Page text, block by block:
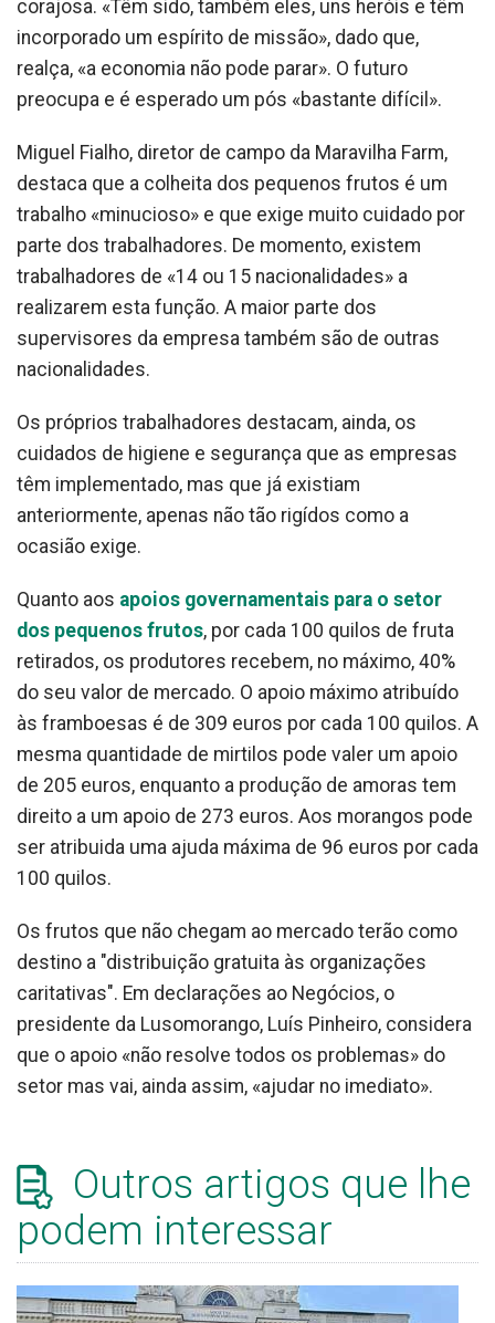
corajosa. «Têm sido, também eles, uns heróis e têm
incorporado um espírito de missão», dado que,
realça, «a economia não pode parar». O futuro
preocupa e é esperado um pós «bastante difícil».
Miguel Fialho, diretor de campo da Maravilha Farm,
destaca que a colheita dos pequenos frutos é um
trabalho «minucioso» e que exige muito cuidado por
parte dos trabalhadores. De momento, existem
trabalhadores de «14 ou 15 nacionalidades» a
realizarem esta função. A maior parte dos
supervisores da empresa também são de outras
nacionalidades.
Os próprios trabalhadores destacam, ainda, os
cuidados de higiene e segurança que as empresas
têm implementado, mas que já existiam
anteriormente, apenas não tão rigídos como a
ocasião exige.
Quanto aos apoios governamentais para o setor
dos pequenos frutos, por cada 100 quilos de fruta
retirados, os produtores recebem, no máximo, 40%
do seu valor de mercado. O apoio máximo atribuído
às framboesas é de 309 euros por cada 100 quilos. A
mesma quantidade de mirtilos pode valer um apoio
de 205 euros, enquanto a produção de amoras tem
direito a um apoio de 273 euros. Aos morangos pode
ser atribuida uma ajuda máxima de 96 euros por cada
100 quilos.
Os frutos que não chegam ao mercado terão como
destino a "distribuição gratuita às organizações
caritativas". Em declarações ao Negócios, o
presidente da Lusomorango, Luís Pinheiro, considera
que o apoio «não resolve todos os problemas» do
setor mas vai, ainda assim, «ajudar no imediato».
Outros artigos que lhe
podem interessar